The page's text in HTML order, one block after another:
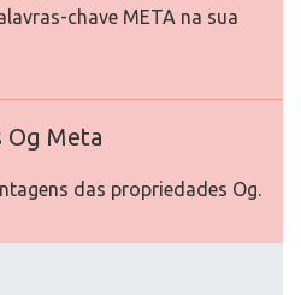
chave META na sua
Og Meta
das propriedades Og.